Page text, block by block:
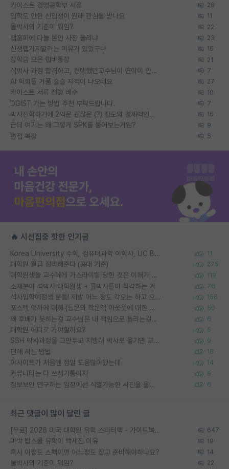
카이스트 경영공학부 서류 28
입학도 안한 신입생이 원래 관심을 받나요 11
물박사의 기준이 뭐임? 22
랩홈피에 다들 본인 사진 올리냐 23
신생랩가지말라는 이유가 있었구나 16
장학금 모은 랩비통장 21
석박사 과정 합격하고, 컨택했던교수님이 연락이 안됩니다... 7
AI 학회들 거품 슬슬 지적이 나오네요 27
카이스트 서류 전형 배수 10
DGIST 가는 방법 추천 부탁드립니다. 7
박사진학하기에 2억은 괜찮은 (?) 정도의 경제력인가요 16
근데 여기는 왜 그렇게 SPK를 물어보는거임? 9
면접 복장 5
🔥 시선집중 핫한 인기글
Korea University 수학, 컴퓨터과학 이학사, UC Berkeley 산업공학 대학원 공학박사가 되는 것은 쉽지 않겠죠? 11
대학원 월급 정리해준다 (공대 기준) 275
대학원생들 교수에게 가스라이팅 당한 것은 이해가 갑니다. 안타깝네요. 119
소재분야 석박사 대학원생 + 물박사들이 착각하는 거 76
석사입학예정생 분들! 제발 어느 정도 각오는 하고 오세요. 156
포스텍 억까에 대해 (동문의 학문적 아웃풋에 대한 반박) 50
왜 후배가 못하는걸 교수님은 내 책임으로 돌리는걸까요? 6
대학원 어디로 가야할까요? 5
SSH 박사과정을 그만두고 지방대 박사로 옮기면 교수의 꿈은 끝일까요? 9
편애 하는 방법 16
이사이트가 처음엔 정말 도움많이됐는데 14
커뮤니티는 다 쓰레기통이지 6
정보보안 연구하는 입장에선 식별가능한 사진을 올리는건 비추이긴함 6
최근 댓글이 많이 달린 글
[무료] 2026 미국 대학원 유학 스타터팩 - 가이드북 & 합격자 컨택메일 템플릿 647
미박 탑스쿨 유학이 빡세진 이유 19
혹시 이정도 스펙이면 어느정도 잡고 준비해야하나요? 14
물박사의 기준이 뭐임? 22